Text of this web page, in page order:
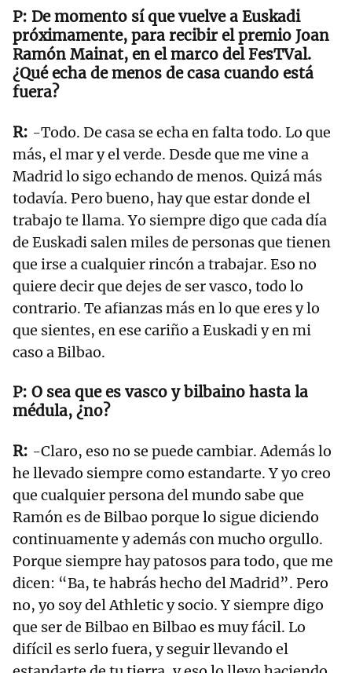
De momento sí que vuelve a Euskadi
próximamente, para recibir el premio Joan
Ramón Mainat, en el marco del FesTVal.
¿Qué echa de menos de casa cuando está
fuera?
-Todo. De casa se echa en falta todo. Lo que
más, el mar y el verde. Desde que me vine a
Madrid lo sigo echando de menos. Quizá más
todavía. Pero bueno, hay que estar donde el
trabajo te llama. Yo siempre digo que cada día
de Euskadi salen miles de personas que tienen
que irse a cualquier rincón a trabajar. Eso no
quiere decir que dejes de ser vasco, todo lo
contrario. Te afianzas más en lo que eres y lo
que sientes, en ese cariño a Euskadi y en mi
caso a Bilbao.
O sea que es vasco y bilbaino hasta la
médula, ¿no?
-Claro, eso no se puede cambiar. Además lo
he llevado siempre como estandarte. Y yo creo
que cualquier persona del mundo sabe que
Ramón es de Bilbao porque lo sigue diciendo
continuamente y además con mucho orgullo.
Porque siempre hay patosos para todo, que me
dicen: “Ba, te habrás hecho del Madrid”. Pero
no, yo soy del Athletic y socio. Y siempre digo
que ser de Bilbao en Bilbao es muy fácil. Lo
difícil es serlo fuera, y seguir llevando el